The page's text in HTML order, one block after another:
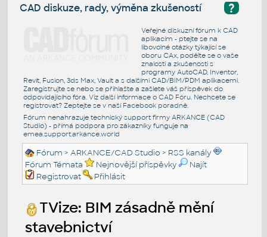
?
CAD diskuze, rady, výměna zkušeností
Veřejné diskuzní fórum k CAD
aplikacím - ptejte se na
libovolné otázky týkající se
oboru CAx, podělte se o vaše
znalosti a zkušenosti s
programy AutoCAD, Inventor,
Revit, Fusion, 3ds Max, Vault a s dalšími CAD/BIM/PDM aplikacemi.
Zaregistrujte se nebo se přihlašte a zašlete váš příspěvek do
odpovídajícího fóra. Viz další informace o CAD Fóru. Nechcete se
registrovat? Zeptejte se v naší Facebook poradně.
Fórum nenahrazuje technický support firmy ARKANCE (CAD
Studio) - přímá podpora pro zákazníky funguje na
emea.support.arkance.world
Fórum >ARKANCE/CAD Studio > RSS kanály
Fórum Témata
Nejnovější příspěvky
Najít
Registrovat
Přihlásit
TVize: BIM zásadně mění
stavebnictví